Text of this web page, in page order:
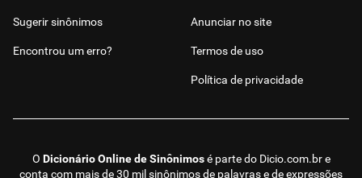
O Dicionário Online de Sinônimosé parte do Dicio.com.bre
conta com mais de 30 mil sinônimos de palavras e de expressões
Sugerir sinônimos
Encontrou um erro?
Anunciar no site
Termos de uso
Política de privacidade